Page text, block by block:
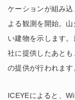
ケーションが組み
よる観測を開始。
い建物を示します
社に提供したあと
の提供が行われます
ICEYEによると、